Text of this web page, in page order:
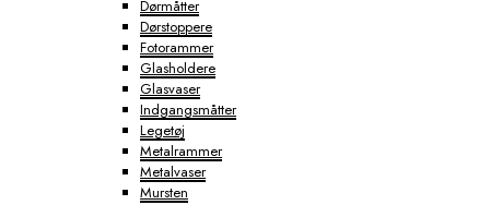
Dørmåtter
Dørstoppere
Fotorammer
Glasholdere
Glasvaser
Indgangsmåtter
Legetøj
Metalrammer
Metalvaser
Mursten